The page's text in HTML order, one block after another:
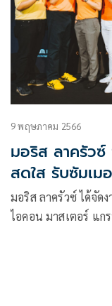
9 พฤษภาคม 2566
มอริส ลาครัว
สดใส รับซัมเม
มาสเตอร์ แกร
มอริส ลาครัวซ์ ได้จัด
ไอคอน มาสเตอร์ แก